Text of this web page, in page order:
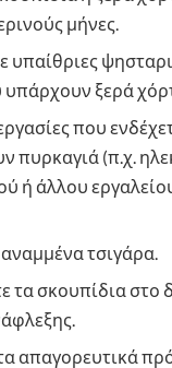
μήνες.
υπαίθριες
ξερά
που
πυρκαγιά (π.χ.
ή άλλου
τσιγάρα.
τα σκουπίδια στο
απαγορευτικά